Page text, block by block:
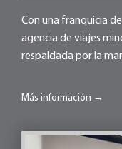
Con una franquicia
agencia de viajes
respaldada por la
Más información →